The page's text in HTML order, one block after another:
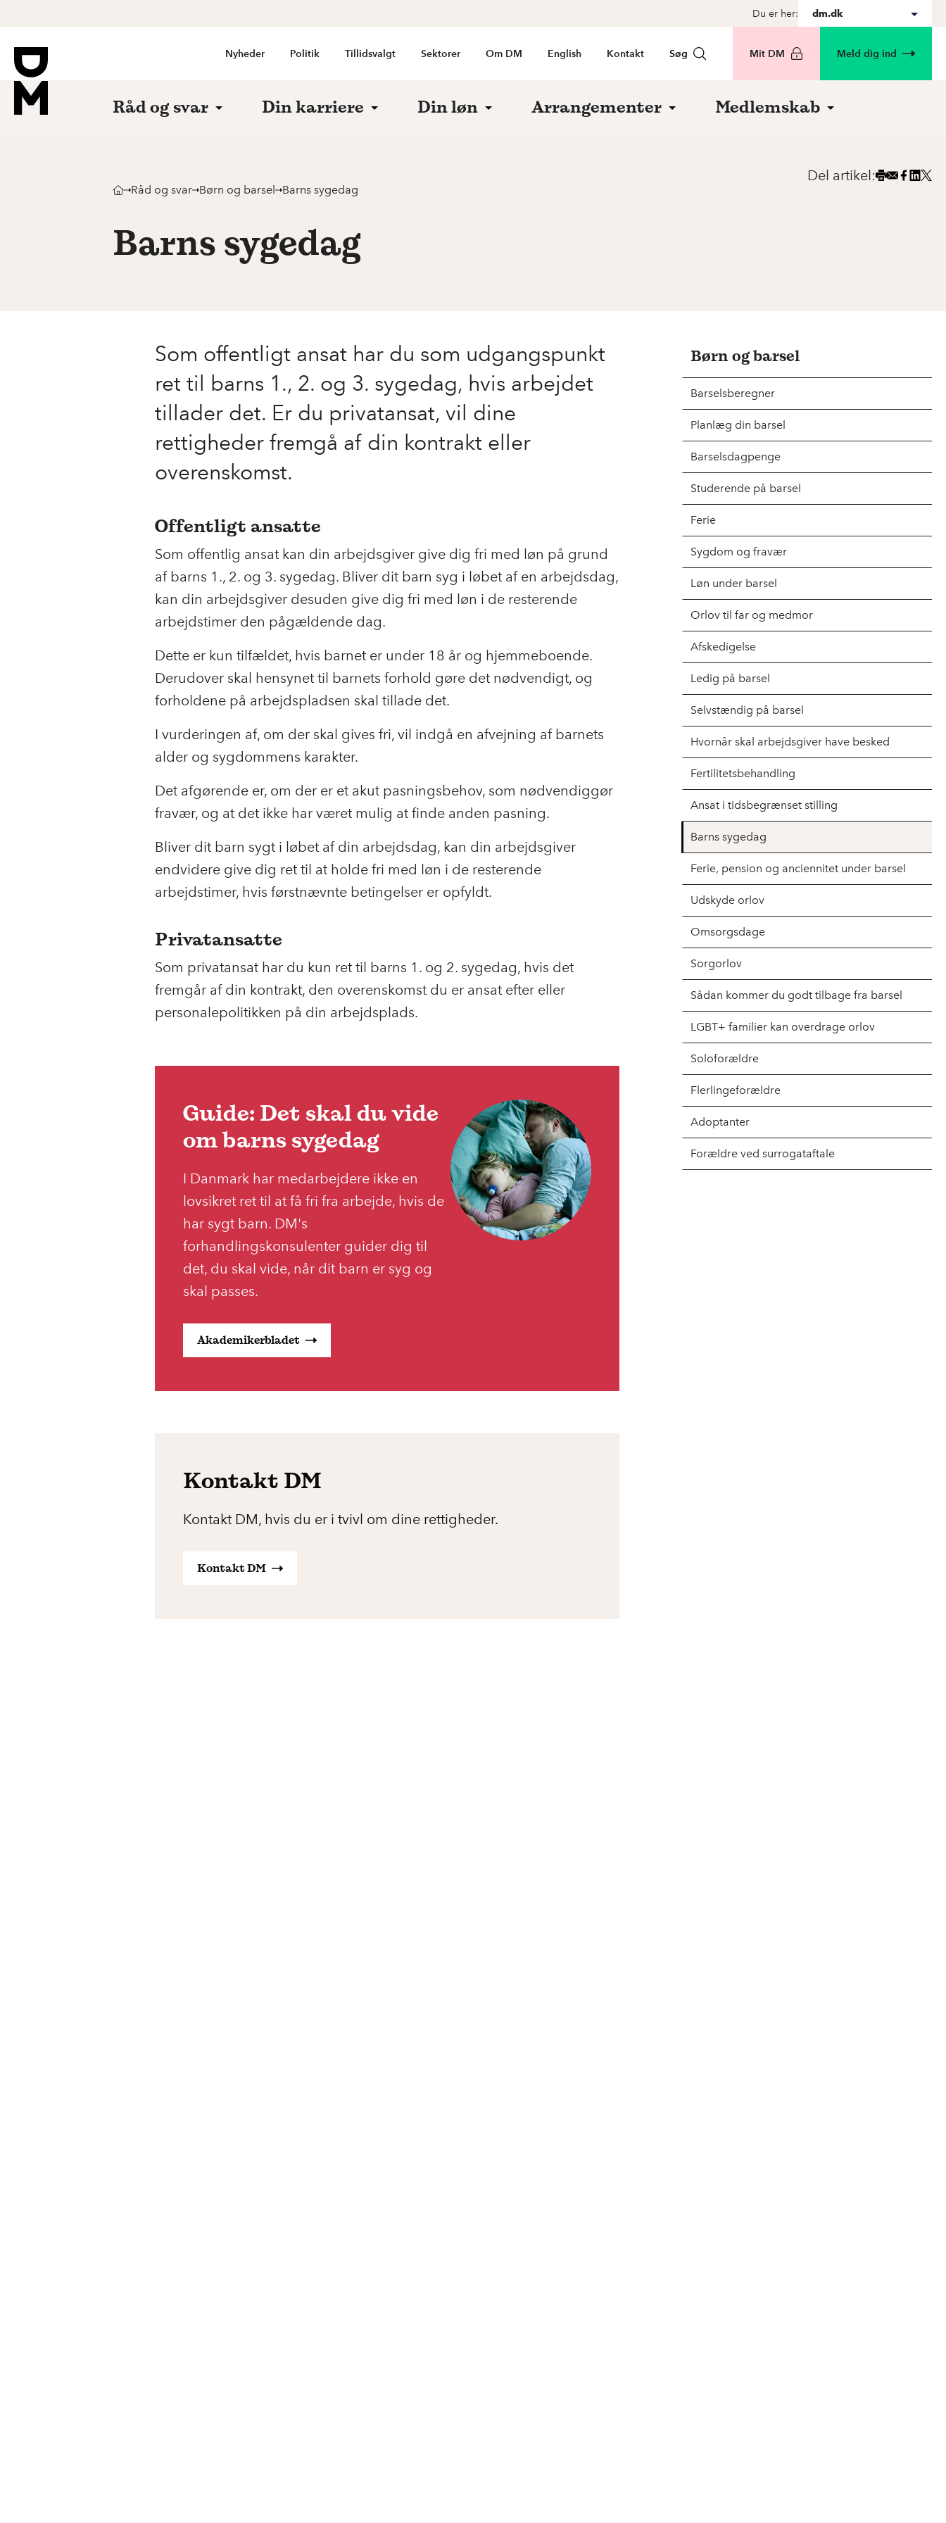
Du er her: dm.dk
Nyheder Politik Tillidsvalgt Sektorer Om DM English Kontakt Søg Mit DM Meld dig ind
Råd og svar Din karriere Din løn Arrangementer Medlemskab
Råd og svar Børn og barsel Barns sygedag
Barns sygedag
Del artikel:
Som offentligt ansat har du som udgangspunkt
ret til barns 1., 2. og 3. sygedag, hvis arbejdet
tillader det. Er du privatansat, vil dine
rettigheder fremgå af din kontrakt eller
overenskomst.
Offentligt ansatte
Som offentlig ansat kan din arbejdsgiver give dig fri med løn på grund
af barns 1., 2. og 3. sygedag. Bliver dit barn syg i løbet af en arbejdsdag,
kan din arbejdsgiver desuden give dig fri med løn i de resterende
arbejdstimer den pågældende dag.
Dette er kun tilfældet, hvis barnet er under 18 år og hjemmeboende.
Derudover skal hensynet til barnets forhold gøre det nødvendigt, og
forholdene på arbejdspladsen skal tillade det.
I vurderingen af, om der skal gives fri, vil indgå en afvejning af barnets
alder og sygdommens karakter.
Det afgørende er, om der er et akut pasningsbehov, som nødvendiggør
fravær, og at det ikke har været mulig at finde anden pasning.
Bliver dit barn sygt i løbet af din arbejdsdag, kan din arbejdsgiver
endvidere give dig ret til at holde fri med løn i de resterende
arbejdstimer, hvis førstnævnte betingelser er opfyldt.
Privatansatte
Som privatansat har du kun ret til barns 1. og 2. sygedag, hvis det
fremgår af din kontrakt, den overenskomst du er ansat efter eller
personalepolitikken på din arbejdsplads.
Guide: Det skal du vide
om barns sygedag
I Danmark har medarbejdere ikke en
lovsikret ret til at få fri fra arbejde, hvis de
har sygt barn. DM's
forhandlingskonsulenter guider dig til
det, du skal vide, når dit barn er syg og
skal passes.
Akademikerbladet
Kontakt DM
Kontakt DM, hvis du er i tvivl om dine rettigheder.
Kontakt DM
Børn og barsel
Barselsberegner
Planlæg din barsel
Barselsdagpenge
Studerende på barsel
Ferie
Sygdom og fravær
Løn under barsel
Orlov til far og medmor
Afskedigelse
Ledig på barsel
Selvstændig på barsel
Hvornår skal arbejdsgiver have besked
Fertilitetsbehandling
Ansat i tidsbegrænset stilling
Barns sygedag
Ferie, pension og anciennitet under barsel
Udskyde orlov
Omsorgsdage
Sorgorlov
Sådan kommer du godt tilbage fra barsel
LGBT+ familier kan overdrage orlov
Soloforældre
Flerlingeforældre
Adoptanter
Forældre ved surrogataftale